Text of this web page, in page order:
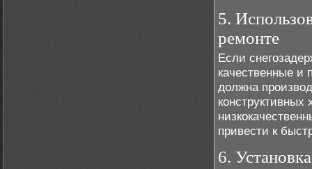
5.
ремонте
Если
качественные
должна
конструктивных
привести к
6.